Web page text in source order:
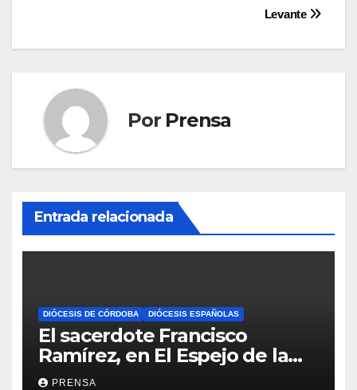
entradas
Levante
Por Prensa
Entrada relacionada
DIÓCESIS DE CÓRDOBA DIÓCESIS ESPAÑOLAS
El sacerdote Francisco
Ramírez, en El Espejo de la
Iglesia
PRENSA